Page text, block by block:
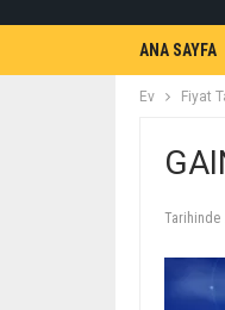
ANA SAYFA
Ev Fiyat
Tarihinde